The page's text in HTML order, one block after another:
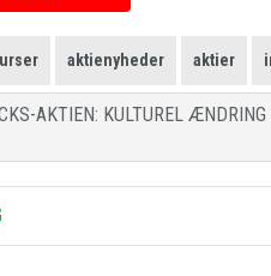
aktienyheder aktier
AKTIEN: KULTUREL